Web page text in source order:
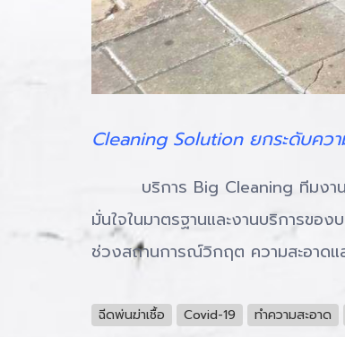
Cleaning Solution ยกระดับคว
บริการ Big Cleaning ทีมงานเร
มั่นใจในมาตรฐานและงานบริการข
ช่วงสถานการณ์วิกฤต ความสะอาด
ฉีดพ่นฆ่าเชื้อ Covid-19 ทำความสะอาด